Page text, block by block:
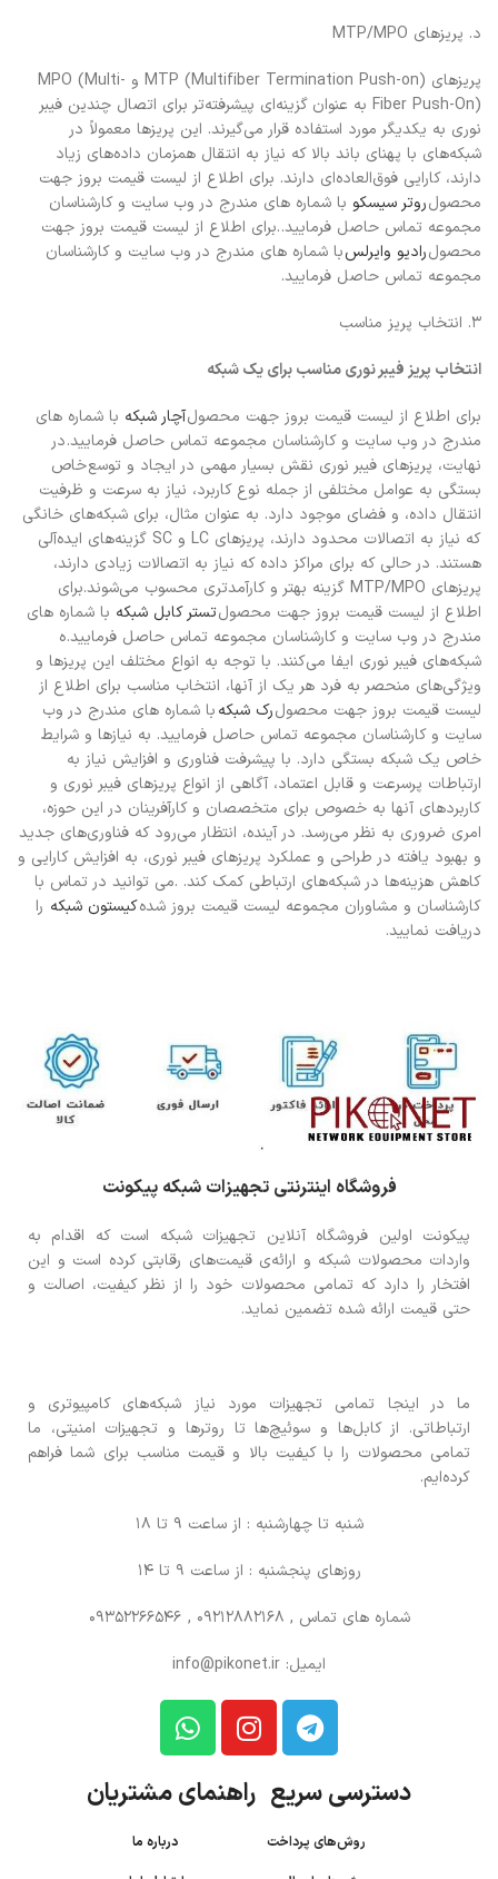
د. پریزهای MTP/MPO
پریزهای MTP (Multifiber Termination Push-on) و MPO (Multi-
Fiber Push-On) به عنوان گزینه‌ای پیشرفته‌تر برای اتصال چندین فیبر
نوری به یکدیگر مورد استفاده قرار می‌گیرند. این پریزها معمولاً در
شبکه‌های با پهنای باند بالا که نیاز به انتقال همزمان داده‌های زیاد
دارند، کارایی فوق‌العاده‌ای دارند. برای اطلاع از لیست قیمت بروز جهت
محصولروتر سیسکو با شماره های مندرج در وب سایت و کارشناسان
مجموعه تماس حاصل فرمایید. .برای اطلاع از لیست قیمت بروز جهت
محصولرادیو وایرلسبا شماره های مندرج در وب سایت و کارشناسان
مجموعه تماس حاصل فرمایید.
۳. انتخاب پریز مناسب
انتخاب پریز فیبر نوری مناسب برای یک شبکه‌
برای اطلاع از لیست قیمت بروز جهت محصولآچار شبکه با شماره های
مندرج در وب سایت و کارشناسان مجموعه تماس حاصل فرمایید. در
نهایت، پریزهای فیبر نوری نقش بسیار مهمی در ایجاد و توسع خاص
بستگی به عوامل مختلفی از جمله نوع کاربرد، نیاز به سرعت و ظرفیت
انتقال داده، و فضای موجود دارد. به عنوان مثال، برای شبکه‌های خانگی
که نیاز به اتصالات محدود دارند، پریزهای LC و SC گزینه‌های ایده‌آلی
هستند. در حالی که برای مراکز داده که نیاز به اتصالات زیادی دارند،
پریزهای MTP/MPO گزینه بهتر و کارآمدتری محسوب می‌شوند.برای
اطلاع از لیست قیمت بروز جهت محصولتستر کابل شبکه با شماره های
مندرج در وب سایت و کارشناسان مجموعه تماس حاصل فرمایید. ه
شبکه‌های فیبر نوری ایفا می‌کنند. با توجه به انواع مختلف این پریزها و
ویژگی‌های منحصر به فرد هر یک از آنها، انتخاب مناسب برای اطلاع از
لیست قیمت بروز جهت محصولرک شبکهبا شماره های مندرج در وب
سایت و کارشناسان مجموعه تماس حاصل فرمایید. به نیازها و شرایط
خاص یک شبکه بستگی دارد. با پیشرفت فناوری و افزایش نیاز به
ارتباطات پرسرعت و قابل اعتماد، آگاهی از انواع پریزهای فیبر نوری و
کاربردهای آنها به خصوص برای متخصصان و کارآفرینان در این حوزه،
امری ضروری به نظر می‌رسد. در آینده، انتظار می‌رود که فناوری‌های جدید
و بهبود یافته در طراحی و عملکرد پریزهای فیبر نوری، به افزایش کارایی و
کاهش هزینه‌ها در شبکه‌های ارتباطی کمک کند. .می توانید در تماس با
کارشناسان و مشاوران مجموعه لیست قیمت بروز شدهکیستون شبکه را
دریافت نمایید.
فروشگاه اینترنتی تجهیزات شبکه پیکونت
پیکونت اولین فروشگاه آنلاین تجهیزات شبکه است که اقدام به
واردات محصولات شبکه و ارائه‌ی قیمت‌های رقابتی کرده است و این
افتخار را دارد که تمامی محصولات خود را از نظر کیفیت، اصالت و
حتی قیمت ارائه شده تضمین نماید.
ما در اینجا تمامی تجهیزات مورد نیاز شبکه‌های کامپیوتری و
ارتباطاتی. از کابل‌ها و سوئیچ‌ها تا روترها و تجهیزات امنیتی، ما
تمامی محصولات را با کیفیت بالا و قیمت مناسب برای شما فراهم
کرده‌ایم.
شنبه تا چهارشنبه : از ساعت 9 تا 18
روزهای پنجشنبه : از ساعت 9 تا 14
شماره های تماس , 09212882168 , 09352266546
ایمیل: info@pikonet.ir
دسترسی سریع راهنمای مشتریان
روش‌های پرداخت درباره ما